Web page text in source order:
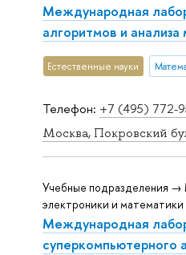
Телефон: +7 (495) 772-
Москва, Покровский
Международная
алгоритмов и
Естественные науки
Учебные подразделения →
электроники и
Международная
суперкомпьютерного